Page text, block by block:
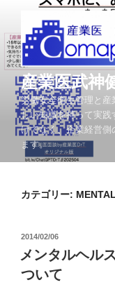
テ
ン
プ
産業医武神
労働安全衛生管理と
しい知識を持って実
けでなく、企業経営側
ます。
カテゴリー:
投
日:
2014/02/06
メンタルヘル
ついて